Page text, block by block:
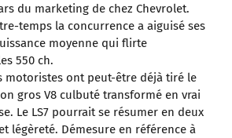
du marketing de chez Chevrolet.
temps la concurrence a aiguisé ses
moyenne qui flirte
550 ch.
motoristes ont peut-être déjà tiré le
gros V8 culbuté transformé en vrai
Le LS7 pourrait se résumer en deux
légèreté. Démesure en référence à